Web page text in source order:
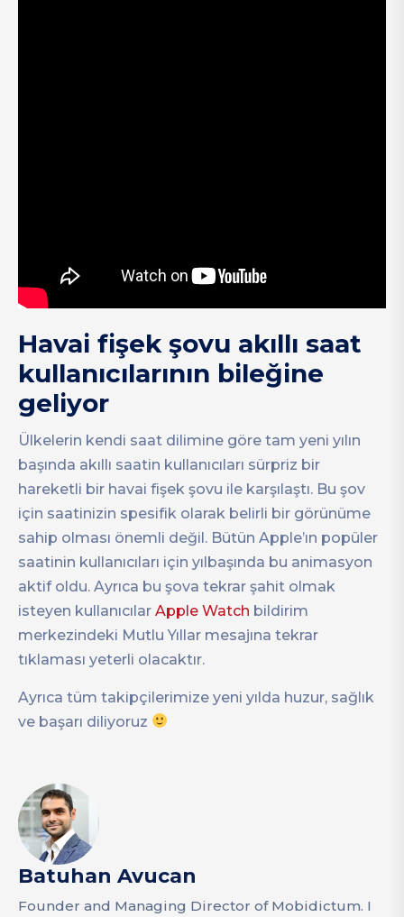
Havai fişek şovu akıllı saat
kullanıcılarının bileğine
geliyor
Ülkelerin kendi saat dilimine göre tam yeni yılın
başında akıllı saatin kullanıcıları sürpriz bir
hareketli bir havai fişek şovu ile karşılaştı. Bu şov
için saatinizin spesifik olarak belirli bir görünüme
sahip olması önemli değil. Bütün Apple’ın popüler
saatinin kullanıcıları için yılbaşında bu animasyon
aktif oldu. Ayrıca bu şova tekrar şahit olmak
isteyen kullanıcılar Apple Watch bildirim
merkezindeki Mutlu Yıllar mesajına tekrar
tıklaması yeterli olacaktır.
Ayrıca tüm takipçilerimize yeni yılda huzur, sağlık
ve başarı diliyoruz
Batuhan Avucan
Founder and Managing Director of Mobidictum. I